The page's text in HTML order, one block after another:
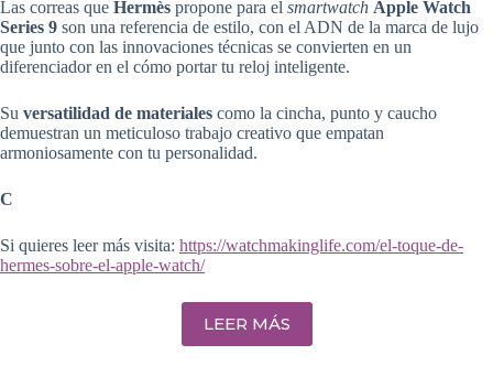
Las correas que Hermès propone para el smartwatch Apple Watch
Series 9 son una referencia de estilo, con el ADN de la marca de lujo
que junto con las innovaciones técnicas se convierten en un
diferenciador en el cómo portar tu reloj inteligente.
Su versatilidad de materiales como la cincha, punto y caucho
demuestran un meticuloso trabajo creativo que empatan
armoniosamente con tu personalidad.
C
Si quieres leer más visita: https://watchmakinglife.com/el-toque-de-
hermes-sobre-el-apple-watch/
LEER MÁS